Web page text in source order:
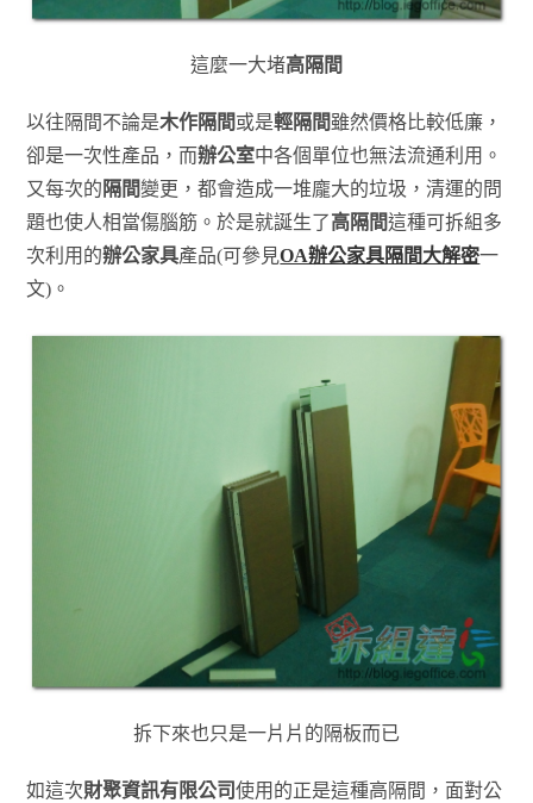
這麼一大堵高隔間
以往隔間不論是木作隔間或是輕隔間雖然價格比較低廉，
卻是一次性產品，而辦公室中各個單位也無法流通利用。
又每次的 隔間變更，都會造成一堆龐大的垃圾，清運的問
題也使人相當傷腦筋。於是就誕生了高隔間這種可拆組多
次利用的辦公家具產品(可參見OA辦公家具隔間大解密一
文)。
拆下來也只是一片片的隔板而已
如這次財聚資訊有限公司使用的正是這種高隔間，面對公